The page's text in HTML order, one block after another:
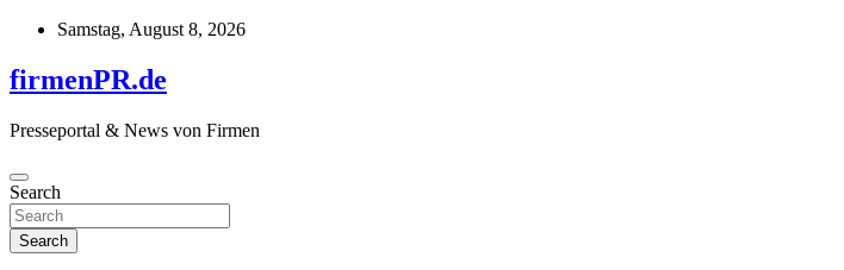
Skip
content
Samstag, August 8, 2026
firmenPR.de
Presseportal & News von Firmen
Search
Search